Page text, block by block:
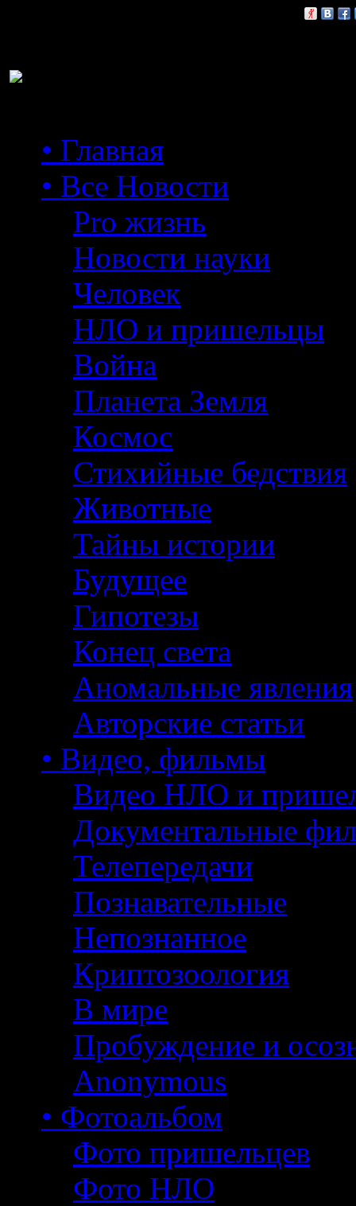
• Главная
• Все Новости
Pro жизнь
Новости науки
Человек
НЛО и пришельцы
Война
Планета Земля
Космос
Стихийные бедствия
Животные
Тайны истории
Будущее
Гипотезы
Конец света
Аномальные явления
Авторские статьи
• Видео, фильмы
Видео НЛО и
Документальные
Телепередачи
Познавательные
Непознанное
Криптозоология
В мире
Пробуждение и
Anonymous
• Фотоальбом
Фото пришельцев
Фото НЛО